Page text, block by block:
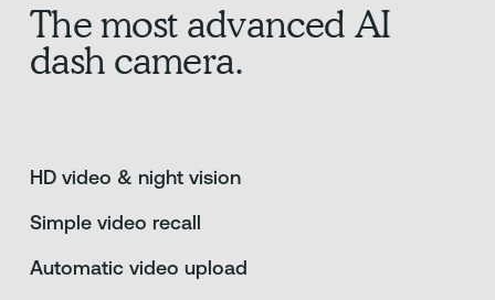
The most advanced AI
dash camera.
HD video & night vision
Simple video recall
Automatic video upload